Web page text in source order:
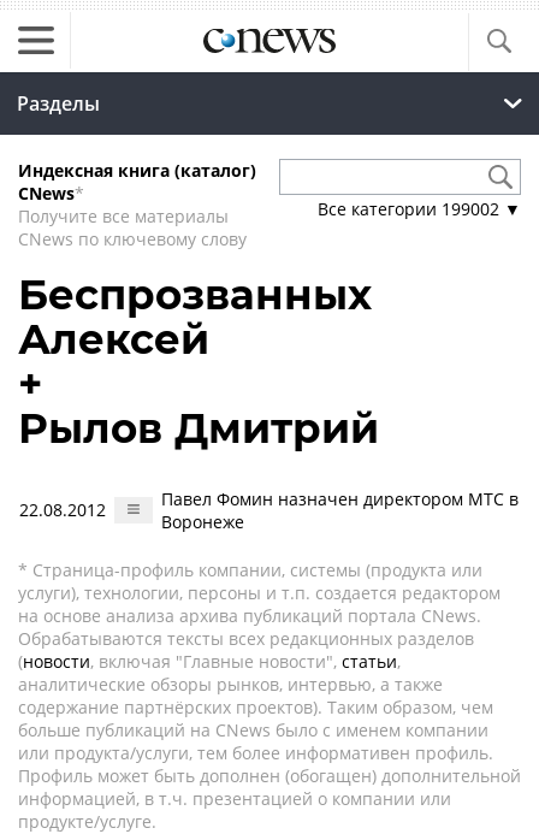
Разделы
Индексная книга (каталог)
CNews*
Получите все материалы
CNews по ключевому слову
Все категории 199002 ▼
Беспрозванных
Алексей
+
Рылов Дмитрий
22.08.2012
Павел Фомин назначен директором МТС в
Воронеже
* Страница-профиль компании, системы (продукта или
услуги), технологии, персоны и т.п. создается редактором
на основе анализа архива публикаций портала CNews.
Обрабатываются тексты всех редакционных разделов
(новости, включая "Главные новости", статьи,
аналитические обзоры рынков, интервью, а также
содержание партнёрских проектов). Таким образом, чем
больше публикаций на CNews было с именем компании
или продукта/услуги, тем более информативен профиль.
Профиль может быть дополнен (обогащен) дополнительной
информацией, в т.ч. презентацией о компании или
продукте/услуге.